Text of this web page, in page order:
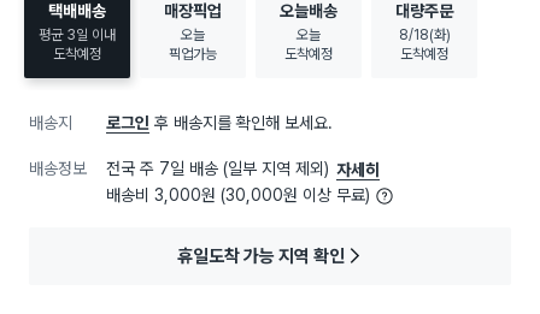
택배배송
평균 3일 이내
도착예정
매장픽업
오늘
픽업가능
오늘배송
오늘
도착예정
대량주문
8/18(화)
도착예정
배송지 로그인 후 배송지를 확인해 보세요.
배송정보 전국 주 7일 배송 (일부 지역 제외) 자세히
배송비 3,000원 (30,000원 이상 무료)
휴일도착 가능 지역 확인